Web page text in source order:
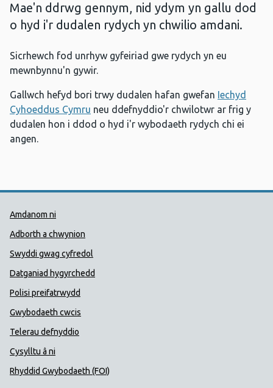
Mae'n ddrwg gennym, nid ydym yn gallu dod
o hyd i'r dudalen rydych yn chwilio amdani.
Sicrhewch fod unrhyw gyfeiriad gwe rydych yn eu
mewnbynnu'n gywir.
Gallwch hefyd bori trwy dudalen hafan gwefan Iechyd
Cyhoeddus Cymru neu ddefnyddio'r chwilotwr ar frig y
dudalen hon i ddod o hyd i'r wybodaeth rydych chi ei
angen.
Dolenni Cymorth Iechyd
Amdanom ni
Adborth a chwynion
Swyddi gwag cyfredol
Datganiad hygyrchedd
Polisi preifatrwydd
Gwybodaeth cwcis
Telerau defnyddio
Cysylltu â ni
Rhyddid Gwybodaeth (FOI)